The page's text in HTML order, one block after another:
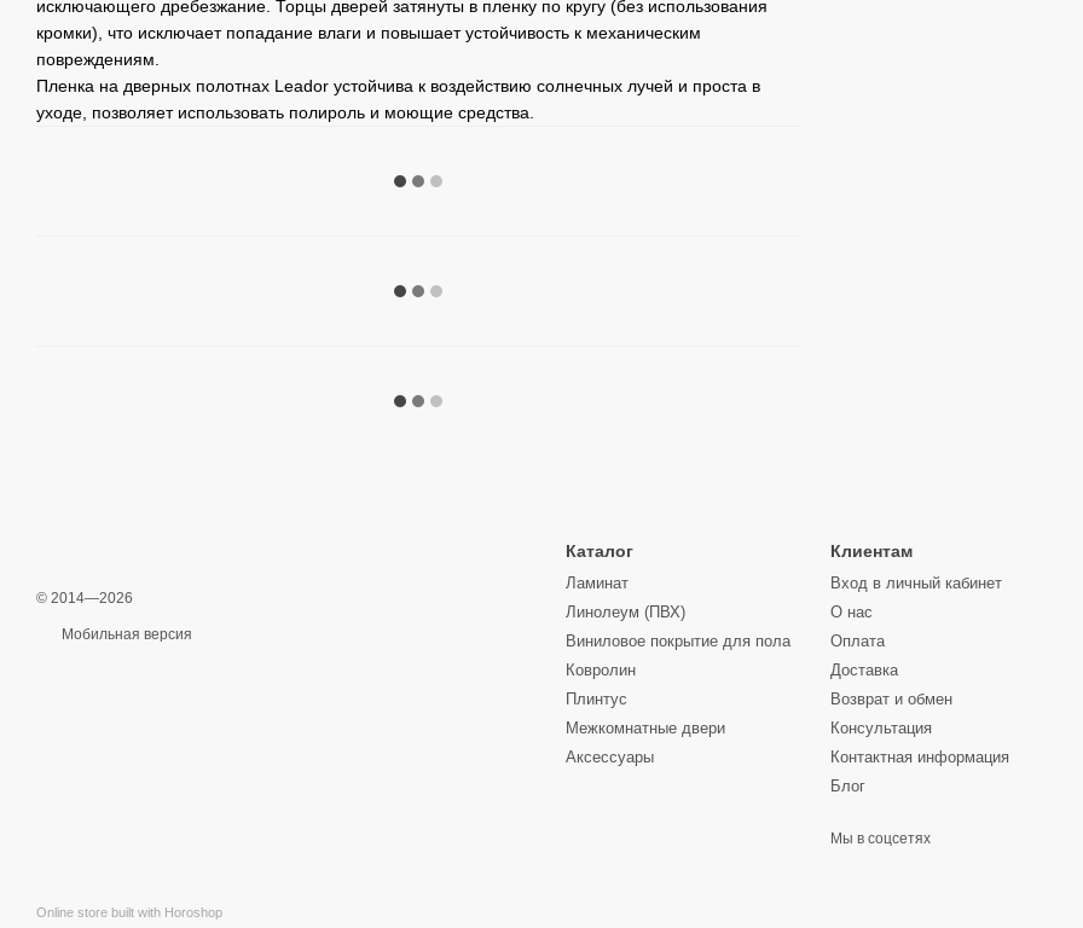
исключающего дребезжание. Торцы дверей затянуты в пленку по кругу (без использования
кромки), что исключает попадание влаги и повышает устойчивость к механическим
повреждениям.
Пленка на дверных полотнах Leador устойчива к воздействию солнечных лучей и проста в
уходе, позволяет использовать полироль и моющие средства.
© 2014—2026
Мобильная версия
Online store built with Horoshop
Каталог
Ламинат
Линолеум (ПВХ)
Виниловое покрытие для пола
Ковролин
Плинтус
Межкомнатные двери
Аксессуары
Клиентам
Вход в личный кабинет
О нас
Оплата
Доставка
Возврат и обмен
Консультация
Контактная информация
Блог
Мы в соцсетях